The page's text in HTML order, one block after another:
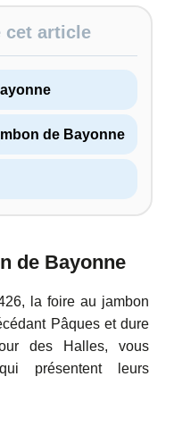
cet article
de Bayonne
de Bayonne
la foire au jambon
Pâques et dure
des Halles, vous
présentent leurs